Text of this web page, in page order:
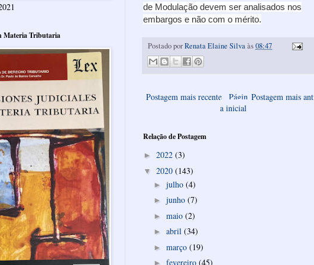
de Modulação devem ser analisados nos
embargos e não com o mérito.
Postado porRenata Elaine Silvaàs08:47
Postagem mais recente Postagem mais
Págin
a inicial
Relação de Postagem
► 2022 (3)
▼ 2020 (143)
► julho (4)
► junho (7)
► maio (2)
► abril (34)
► março (19)
► fevereiro (45)
Materia Tributaria